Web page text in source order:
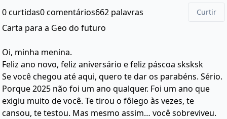
0 curtidas0 comentários662 palavras Curtir
Carta para a Geo do futuro
Oi, minha menina.
Feliz ano novo, feliz aniversário e feliz páscoa sksksk
Se você chegou até aqui, quero te dar os parabéns. Sério.
Porque 2025 não foi um ano qualquer. Foi um ano que
exigiu muito de você. Te tirou o fôlego às vezes, te
cansou, te testou. Mas mesmo assim… você sobreviveu.